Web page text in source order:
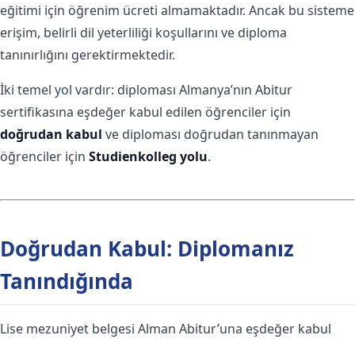
eğitimi için öğrenim ücreti almamaktadır. Ancak bu sisteme
erişim, belirli dil yeterliliği koşullarını ve diploma
tanınırlığını gerektirmektedir.
İki temel yol vardır: diploması Almanya’nın Abitur
sertifikasına eşdeğer kabul edilen öğrenciler için
doğrudan kabul ve diploması doğrudan tanınmayan
öğrenciler için Studienkolleg yolu.
Doğrudan Kabul: Diplomanız
Tanındığında
Lise mezuniyet belgesi Alman Abitur’una eşdeğer kabul